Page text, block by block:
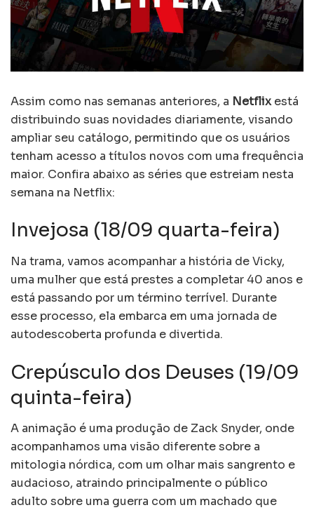
Assim como nas semanas anteriores, a Netflixestá
distribuindo suas novidades diariamente, visando
ampliar seu catálogo, permitindo que os usuários
tenham acesso a títulos novos com uma frequência
maior. Confira abaixo as séries que estreiam nesta
semana na Netflix:
Invejosa (18/09 quarta-feira)
Na trama, vamos acompanhar a história de Vicky,
uma mulher que está prestes a completar 40 anos e
está passando por um término terrível. Durante
esse processo, ela embarca em uma jornada de
autodescoberta profunda e divertida.
Crepúsculo dos Deuses (19/09
quinta-feira)
A animação é uma produção de Zack Snyder, onde
acompanhamos uma visão diferente sobre a
mitologia nórdica, com um olhar mais sangrento e
audacioso, atraindo principalmente o público
adulto sobre uma guerra com um machado que